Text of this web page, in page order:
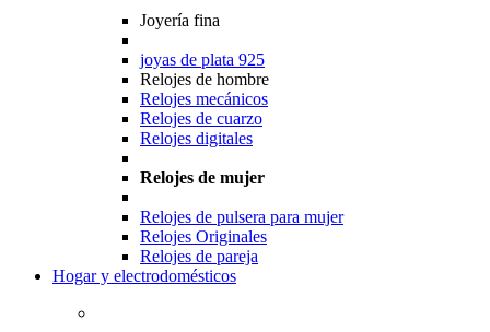
Joyería fina
joyas de plata 925
Relojes de hombre
Relojes mecánicos
Relojes de cuarzo
Relojes digitales
Relojes de mujer
Relojes de pulsera para mujer
Relojes Originales
Relojes de pareja
Hogar y electrodomésticos